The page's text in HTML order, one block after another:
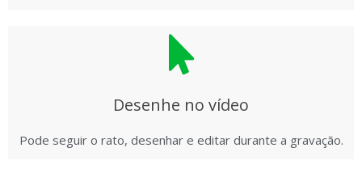
Desenhe no vídeo
Pode seguir o rato, desenhar e editar durante a gravação.